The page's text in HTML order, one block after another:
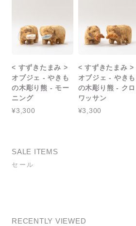
< すずきたまみ >
オブジェ - やきも
の木彫り熊 - モー
ニング
¥3,300
< すずきたまみ >
オブジェ - やきも
の木彫り熊 - クロ
ワッサン
¥3,300
SALE ITEMS
セール
RECENTLY VIEWED